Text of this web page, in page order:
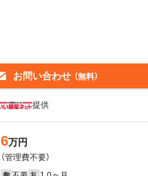
お問い合わせ （無料）
提供
6万円
（管理費不要）